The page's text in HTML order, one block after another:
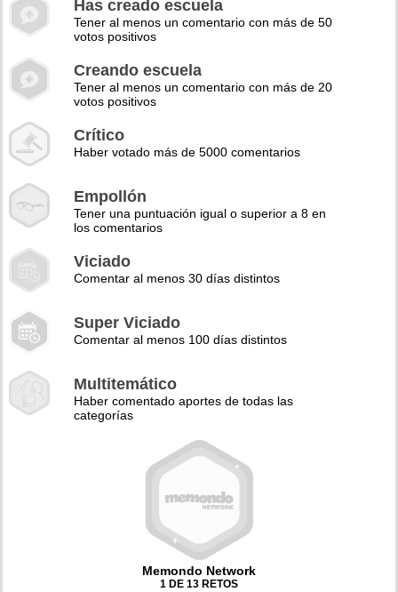
Has creado escuela
Tener al menos un comentario con más de 50
votos positivos
Creando escuela
Tener al menos un comentario con más de 20
votos positivos
Crítico
Haber votado más de 5000 comentarios
Empollón
Tener una puntuación igual o superior a 8 en
los comentarios
Viciado
Comentar al menos 30 días distintos
Super Viciado
Comentar al menos 100 días distintos
Multitemático
Haber comentado aportes de todas las
categorías
Memondo Network
1 DE 13 RETOS